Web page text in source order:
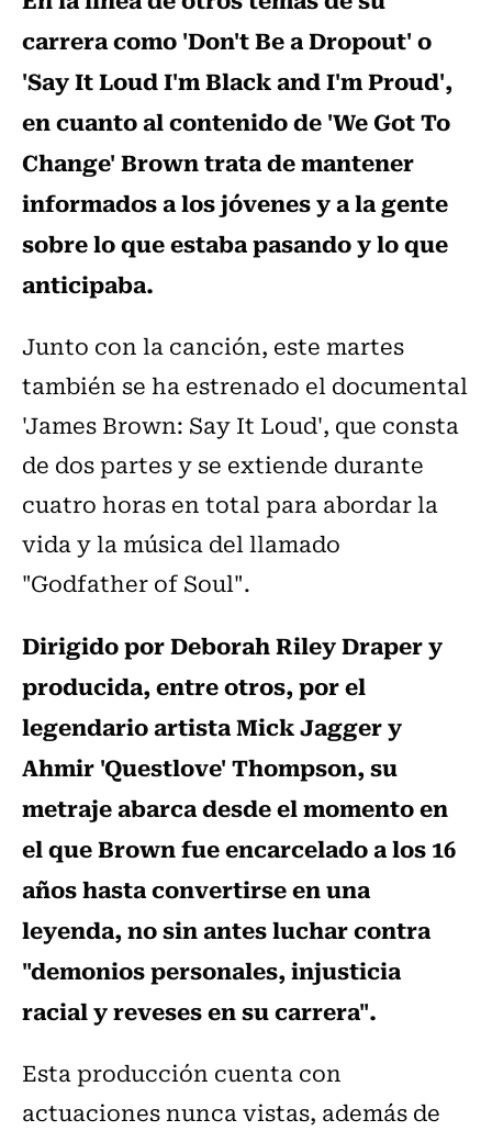
carrera como 'Don't Be a Dropout' o
'Say It Loud I'm Black and I'm Proud',
en cuanto al contenido de 'We Got To
Change' Brown trata de mantener
informados a los jóvenes y a la gente
sobre lo que estaba pasando y lo que
anticipaba.
Junto con la canción, este martes
también se ha estrenado el documental
'James Brown: Say It Loud', que consta
de dos partes y se extiende durante
cuatro horas en total para abordar la
vida y la música del llamado
"Godfather of Soul".
Dirigido por Deborah Riley Draper y
producida, entre otros, por el
legendario artista Mick Jagger y
Ahmir 'Questlove' Thompson, su
metraje abarca desde el momento en
el que Brown fue encarcelado a los 16
años hasta convertirse en una
leyenda, no sin antes luchar contra
"demonios personales, injusticia
racial y reveses en su carrera".
Esta producción cuenta con
actuaciones nunca vistas, además de